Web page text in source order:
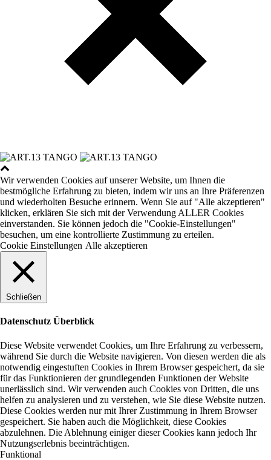
Wir verwenden Cookies auf unserer Website, um Ihnen die
bestmögliche Erfahrung zu bieten, indem wir uns an Ihre Präferenzen
und wiederholten Besuche erinnern. Wenn Sie auf "Alle akzeptieren"
klicken, erklären Sie sich mit der Verwendung ALLER Cookies
einverstanden. Sie können jedoch die "Cookie-Einstellungen"
besuchen, um eine kontrollierte Zustimmung zu erteilen.
Cookie Einstellungen Alle akzeptieren
Schließen
Datenschutz Überblick
Diese Website verwendet Cookies, um Ihre Erfahrung zu verbessern,
während Sie durch die Website navigieren. Von diesen werden die als
notwendig eingestuften Cookies in Ihrem Browser gespeichert, da sie
für das Funktionieren der grundlegenden Funktionen der Website
unerlässlich sind. Wir verwenden auch Cookies von Dritten, die uns
helfen zu analysieren und zu verstehen, wie Sie diese Website nutzen.
Diese Cookies werden nur mit Ihrer Zustimmung in Ihrem Browser
gespeichert. Sie haben auch die Möglichkeit, diese Cookies
abzulehnen. Die Ablehnung einiger dieser Cookies kann jedoch Ihr
Nutzungserlebnis beeinträchtigen.
Funktional